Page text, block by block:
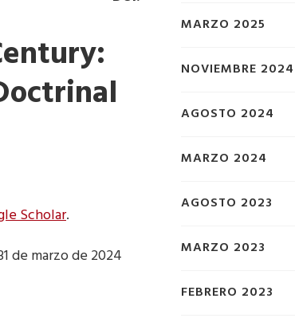
Scholar.
de marzo de 2024
MARZO 2025
NOVIEMBRE 2024
AGOSTO 2024
MARZO 2024
AGOSTO 2023
MARZO 2023
FEBRERO 2023